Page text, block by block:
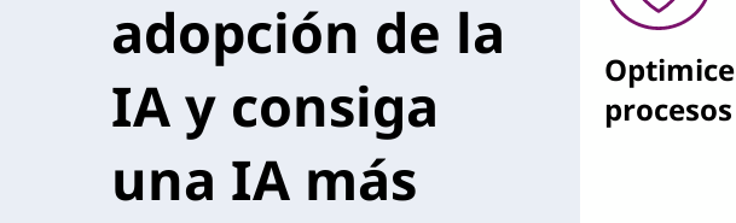
adopción de la
IA y consiga
una IA más
Optimice
procesos